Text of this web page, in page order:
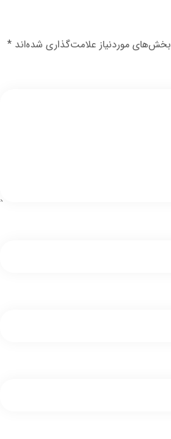
بخش‌های موردنیاز علامت‌گذاری شده‌اند *